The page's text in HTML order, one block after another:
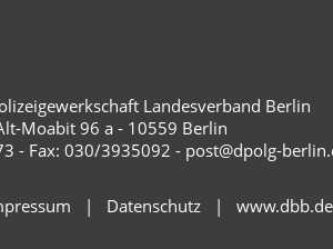
Landesverband Berlin
Moabit 96 a - 10559 Berlin
- Fax: 030/3935092 - post@dpolg-
Datenschutz www.dbb.de